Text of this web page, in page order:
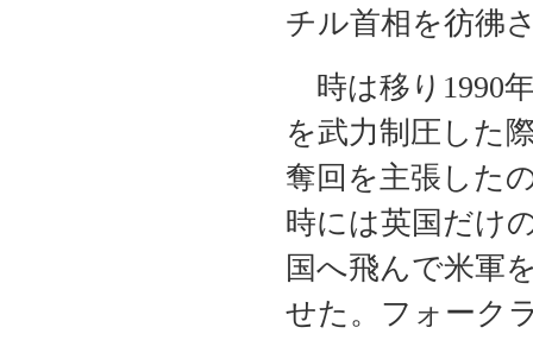
チル首相を彷彿
時は移り1990
を武力制圧した
奪回を主張した
時には英国だけ
国へ飛んで米軍
せた。フォーク